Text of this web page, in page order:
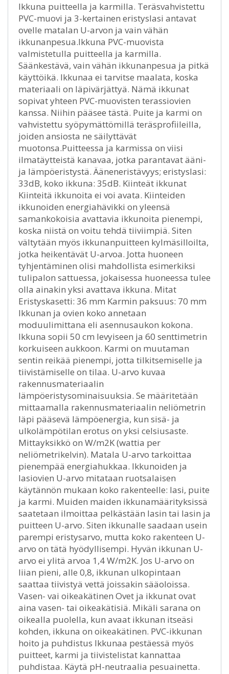
Ikkuna puitteella ja karmilla. Teräsvahvistettu
PVC-muovi ja 3-kertainen eristyslasi antavat
ovelle matalan U-arvon ja vain vähän
ikkunanpesua.Ikkuna PVC-muovista
valmistetulla puitteella ja karmilla.
Säänkestävä, vain vähän ikkunanpesua ja pitkä
käyttöikä. Ikkunaa ei tarvitse maalata, koska
materiaali on läpivärjättyä. Nämä ikkunat
sopivat yhteen PVC-muovisten terassiovien
kanssa. Niihin pääsee tästä. Puite ja karmi on
vahvistettu syöpymättömillä teräsprofiileilla,
joiden ansiosta ne säilyttävät
muotonsa.Puitteessa ja karmissa on viisi
ilmatäytteistä kanavaa, jotka parantavat ääni-
ja lämpöeristystä. Ääneneristävyys; eristyslasi:
33dB, koko ikkuna: 35dB. Kiinteät ikkunat
Kiinteitä ikkunoita ei voi avata. Kiinteiden
ikkunoiden energiahävikki on yleensä
samankokoisia avattavia ikkunoita pienempi,
koska niistä on voitu tehdä tiiviimpiä. Siten
vältytään myös ikkunanpuitteen kylmäsilloilta,
jotka heikentävät U-arvoa. Jotta huoneen
tyhjentäminen olisi mahdollista esimerkiksi
tulipalon sattuessa, jokaisessa huoneessa tulee
olla ainakin yksi avattava ikkuna. Mitat
Eristyskasetti: 36 mm Karmin paksuus: 70 mm
Ikkunan ja ovien koko annetaan
moduulimittana eli asennusaukon kokona.
Ikkuna sopii 50 cm levyiseen ja 60 senttimetrin
korkuiseen aukkoon. Karmi on muutaman
sentin reikää pienempi, jotta tilkitsemiselle ja
tiivistämiselle on tilaa. U-arvo kuvaa
rakennusmateriaalin
lämpöeristysominaisuuksia. Se määritetään
mittaamalla rakennusmateriaalin neliömetrin
läpi pääsevä lämpöenergia, kun sisä- ja
ulkolämpötilan erotus on yksi celsiusaste.
Mittayksikkö on W/m2K (wattia per
neliömetrikelvin). Matala U-arvo tarkoittaa
pienempää energiahukkaa. Ikkunoiden ja
lasiovien U-arvo mitataan ruotsalaisen
käytännön mukaan koko rakenteelle: lasi, puite
ja karmi. Muiden maiden ikkunamäärityksissä
saatetaan ilmoittaa pelkästään lasin tai lasin ja
puitteen U-arvo. Siten ikkunalle saadaan usein
parempi eristysarvo, mutta koko rakenteen U-
arvo on tätä hyödyllisempi. Hyvän ikkunan U-
arvo ei ylitä arvoa 1,4 W/m2K. Jos U-arvo on
liian pieni, alle 0,8, ikkunan ulkopintaan
saattaa tiivistyä vettä joissakin sääoloissa.
Vasen- vai oikeakätinen Ovet ja ikkunat ovat
aina vasen- tai oikeakätisiä. Mikäli sarana on
oikealla puolella, kun avaat ikkunan itseäsi
kohden, ikkuna on oikeakätinen. PVC-ikkunan
hoito ja puhdistus Ikkunaa pestäessä myös
puitteet, karmi ja tiivistelistat kannattaa
puhdistaa. Käytä pH-neutraalia pesuainetta.